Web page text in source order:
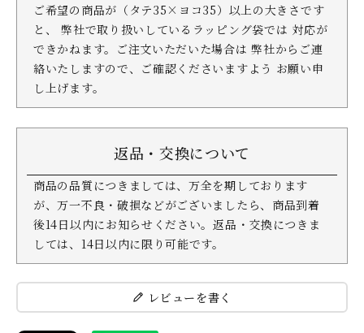
ご希望の商品が（タテ35×ヨコ35）以上の大きさです
と、 弊社で取り扱いしているラッピング袋では 対応が
できかねます。ご注文いただいた場合は 弊社からご連
絡いたしますので、ご確認くださいますよう お願い申
し上げます。
返品・交換について
商品の品質につきましては、万全を期しております
が、万一不良・破損などがございましたら、商品到着
後14日以内にお知らせください。返品・交換につきま
しては、14日以内に限り可能です。
レビューを書く